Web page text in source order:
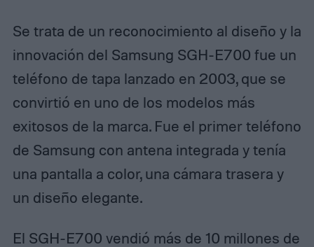
Se trata de un reconocimiento al diseño y la
innovación del Samsung SGH-E700 fue un
teléfono de tapa lanzado en 2003, que se
convirtió en uno de los modelos más
exitosos de la marca. Fue el primer teléfono
de Samsung con antena integrada y tenía
una pantalla a color, una cámara trasera y
un diseño elegante.
El SGH-E700 vendió más de 10 millones de